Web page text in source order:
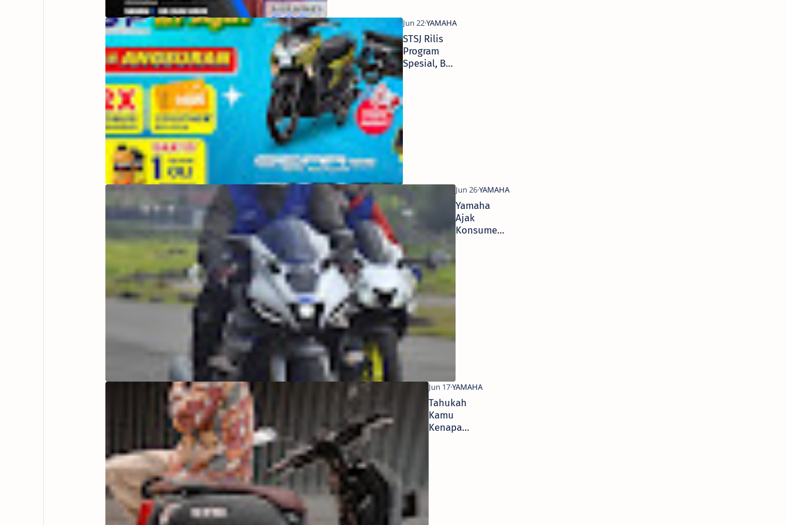
STSJ Rilis
Program
Spesial, Beli
Yamaha
Banyak
Hadiahnya!
Yamaha
Ajak
Konsumen
Connected
Boyolali
Tahukah
Kamu
Kenapa